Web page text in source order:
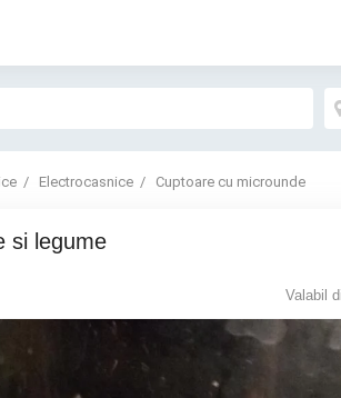
Electrocasnice Cuptoare cu microunde
si legume
Valabil